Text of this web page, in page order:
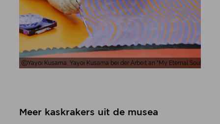
Yayoi Kusama, Yayoi Kusama bei der Arbeit an "My Eternal Soul"
Meer kaskrakers uit de musea